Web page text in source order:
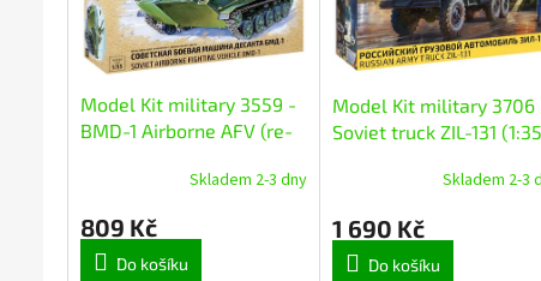
Model Kit military 3559 -
BMD-1 Airborne AFV (re-
Skladem 2-3 dny
809 Kč
Do košíku
Model Kit military 3706
Soviet truck ZIL-131
Skladem 2-3
1 690 Kč
Do košíku